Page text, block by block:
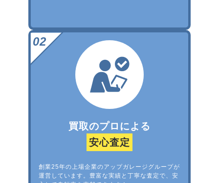
買取のプロによる
安心査定
創業25年の上場企業のアップガレージグループが
運営しています。豊富な実績と丁寧な査定で、安